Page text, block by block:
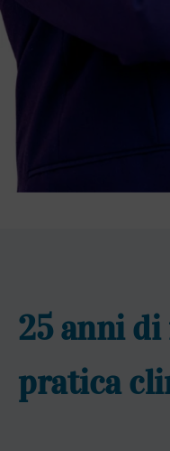
25 anni di
pratica